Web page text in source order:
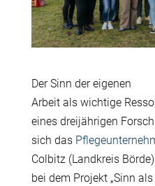
Der Sinn der eigenen
Arbeit als wichtige
eines dreijährigen
sich das
Colbitz (Landkreis Bö
bei dem Projekt „Sinn